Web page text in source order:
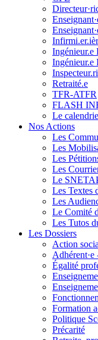
Ingénieur.e
Retraité.e
TFR-ATFR
FLASH
Le
Nos Actions
Les
Les
Les
Les
Le
Les Textes
Les
Le Comité
Les Tutos
Les Dossiers
Action
Égalité
Formation
Politique
Précarité